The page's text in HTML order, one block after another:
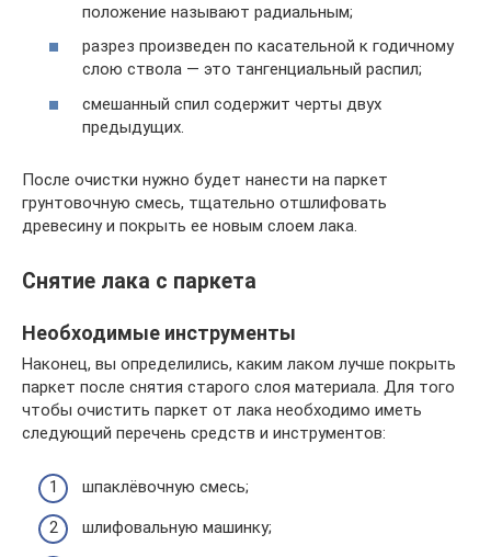
положение называют радиальным;
разрез произведен по касательной к годичному
слою ствола — это тангенциальный распил;
смешанный спил содержит черты двух
предыдущих.
После очистки нужно будет нанести на паркет
грунтовочную смесь, тщательно отшлифовать
древесину и покрыть ее новым слоем лака.
Снятие лака с паркета
Необходимые инструменты
Наконец, вы определились, каким лаком лучше покрыть
паркет после снятия старого слоя материала. Для того
чтобы очистить паркет от лака необходимо иметь
следующий перечень средств и инструментов:
шпаклёвочную смесь;
шлифовальную машинку;